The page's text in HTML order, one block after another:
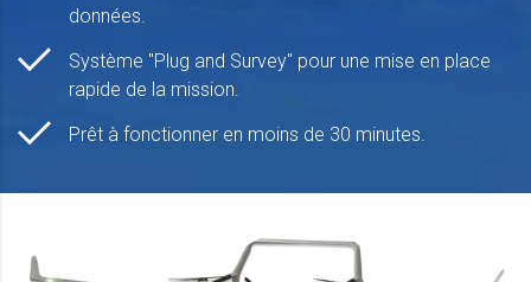
données.
Système "Plug and Survey" pour une mise en place
rapide de la mission.
Prêt à fonctionner en moins de 30 minutes.